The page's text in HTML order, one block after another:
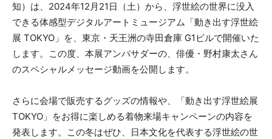
知）は、2024年12月21日（土）から、浮世絵の世界に没入
できる体感型デジタルアートミュージアム「動き出す浮世絵
展 TOKYO」を、東京・天王洲の寺田倉庫 G1ビルで開催いた
します。この度、本展アンバサダーの、俳優・野村康太さん
のスペシャルメッセージ動画を公開します。
さらに会場で販売するグッズの情報や、「動き出す浮世絵展
TOKYO」をお得に楽しめる着物来場キャンペーンの内容を
発表します。この冬はぜひ、日本文化を代表する浮世絵の世